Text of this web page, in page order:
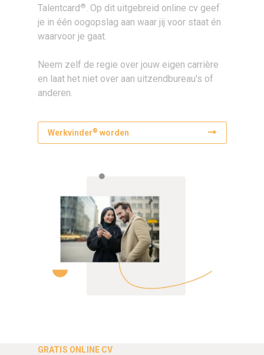
Talentcard®. Op dit uitgebreid online cv geef
je in één oogopslag aan waar jij voor staat én
waarvoor je gaat.
Neem zelf de regie over jouw eigen carrière
en laat het niet over aan uitzendbureau's of
anderen.
Werkvinder® worden
GRATIS ONLINE CV